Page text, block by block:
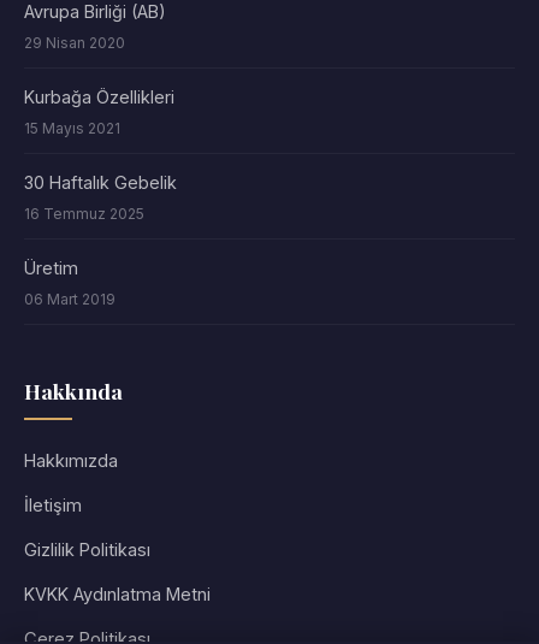
Avrupa Birliği (AB)
29 Nisan 2020
Kurbağa Özellikleri
15 Mayıs 2021
30 Haftalık Gebelik
16 Temmuz 2025
Üretim
06 Mart 2019
Hakkında
Hakkımızda
İletişim
Gizlilik Politikası
KVKK Aydınlatma Metni
Çerez Politikası